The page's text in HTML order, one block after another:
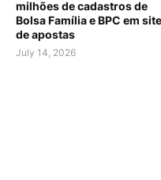
milhões de cadastros de
Bolsa Família e BPC em
de apostas
July 14, 2026